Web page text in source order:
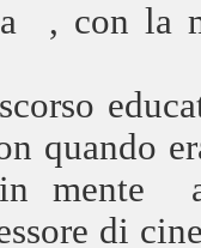
, con la
quando
mente
di